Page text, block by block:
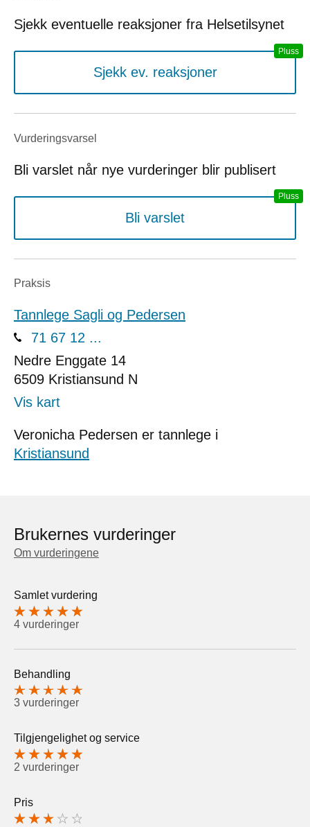
Sjekk eventuelle reaksjoner fra Helsetilsynet
Sjekk ev. reaksjoner
Vurderings­varsel
Bli varslet når nye vurderinger blir publisert
Bli varslet
Praksis
Tannlege Sagli og Pedersen
71 67 12 ...
Nedre Enggate 14
6509 Kristiansund N
Vis kart
Veronicha Pedersen er tannlege i
Kristiansund
Brukernes vurderinger
Om vurderingene
Samlet vurdering
4 vurderinger
Behandling
3 vurderinger
Tilgjengelighet og service
2 vurderinger
Pris